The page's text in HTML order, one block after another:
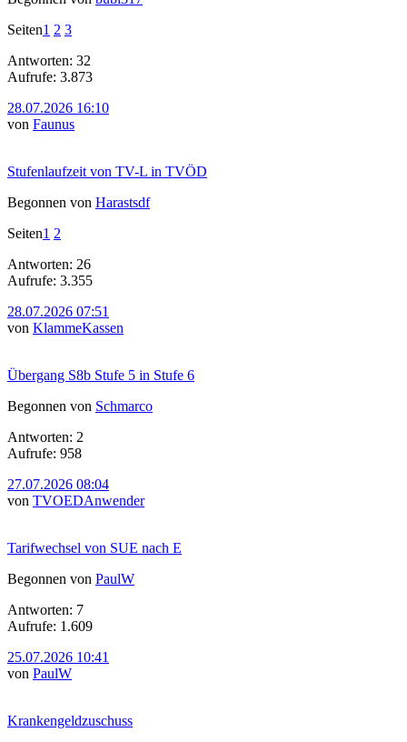
Seiten1 2 3
Antworten: 32
Aufrufe: 3.873
28.07.2026 16:10
von Faunus
Stufenlaufzeit von TV-L in TVÖD
Begonnen von Harastsdf
Seiten1 2
Antworten: 26
Aufrufe: 3.355
28.07.2026 07:51
von KlammeKassen
Übergang S8b Stufe 5 in Stufe 6
Begonnen von Schmarco
Antworten: 2
Aufrufe: 958
27.07.2026 08:04
von TVOEDAnwender
Tarifwechsel von SUE nach E
Begonnen von PaulW
Antworten: 7
Aufrufe: 1.609
25.07.2026 10:41
von PaulW
Krankengeldzuschuss